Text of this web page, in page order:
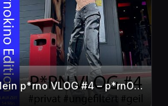
EXKLUSIVE PREMIERE | Mein p*rno VLOG #4 – p*rnOKINO Edition! privat-ungefiltert-geil! Exklusiver GB